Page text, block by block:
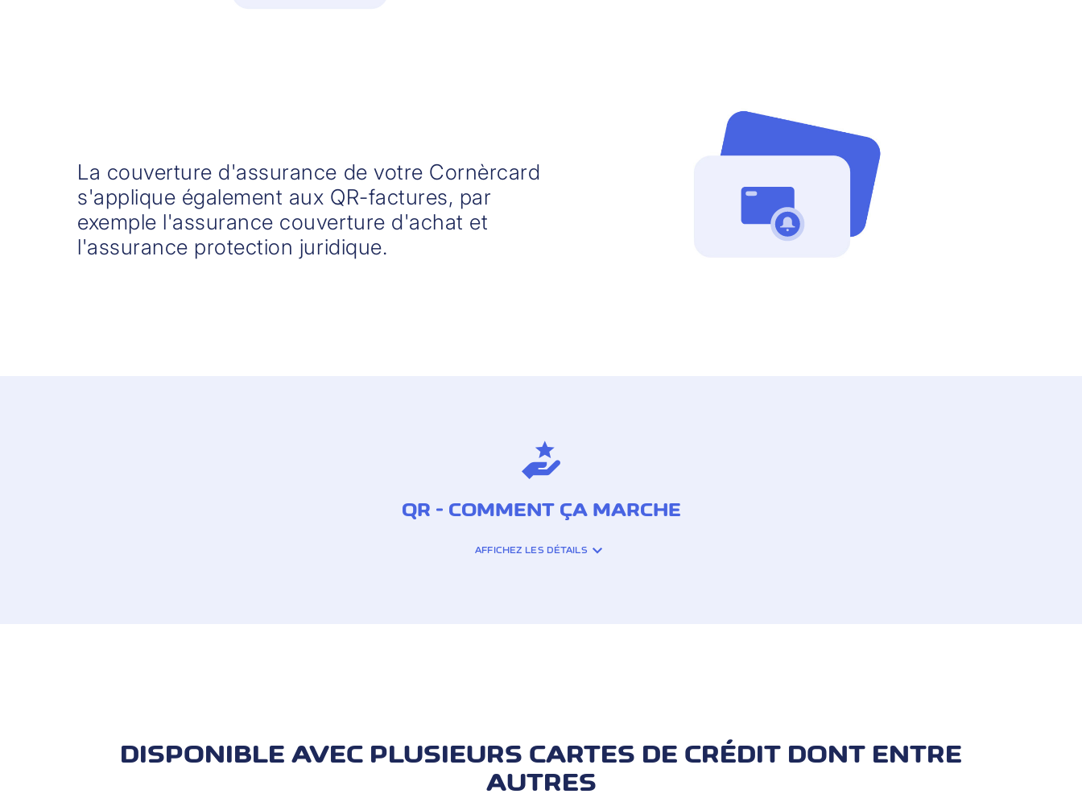
La couverture d'assurance de votre Cornèrcard
s'applique également aux QR-factures, par
exemple l'assurance couverture d'achat et
l'assurance protection juridique.
QR - COMMENT ÇA MARCHE
AFFICHEZ LES DÉTAILS
DISPONIBLE AVEC PLUSIEURS CARTES DE CRÉDIT DONT ENTRE
AUTRES